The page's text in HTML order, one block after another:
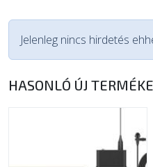
Jelenleg nincs hirdetés
HASONLÓ ÚJ